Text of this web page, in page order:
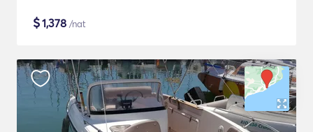
$1,378 /nat